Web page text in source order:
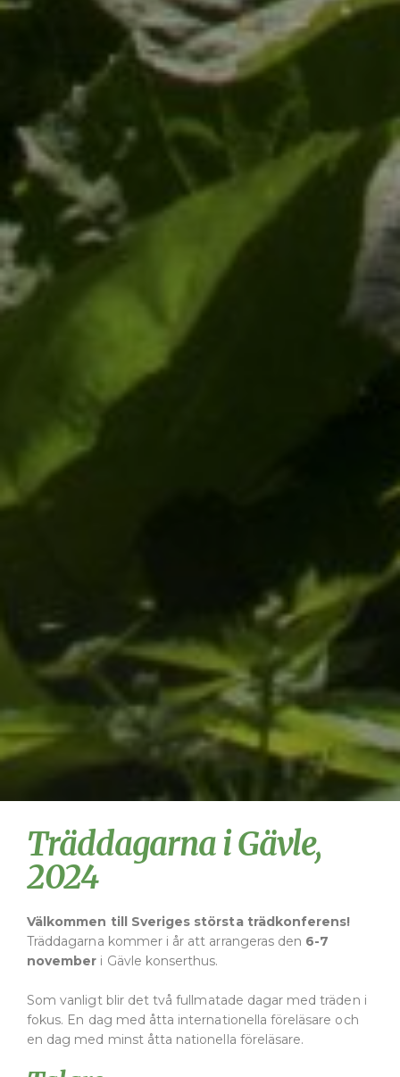
Träddagarna i Gävle,
2024
Välkommen till Sveriges största trädkonferens!
Träddagarna kommer i år att arrangeras den 6-7
november i Gävle konserthus.
Som vanligt blir det två fullmatade dagar med träden i
fokus. En dag med åtta internationella föreläsare och
en dag med minst åtta nationella föreläsare.